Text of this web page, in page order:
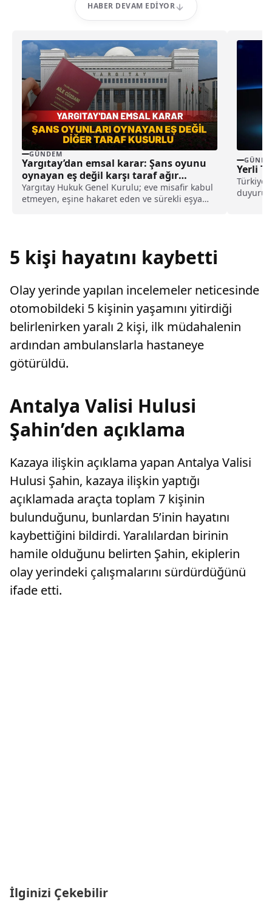
HABER DEVAM EDIYOR
GÜNDEM
Yargıtay’dan emsal karar: Şans oyunu
oynayan eş değil karşı taraf ağır
kusurlu sayıldı
Yargıtay Hukuk Genel Kurulu; eve misafir kabul
etmeyen, eşine hakaret eden ve sürekli eşya
Yerli
5 kişi hayatını kaybetti
Olay yerinde yapılan incelemeler neticesinde
otomobildeki 5 kişinin yaşamını yitirdiği
belirlenirken yaralı 2 kişi, ilk müdahalenin
ardından ambulanslarla hastaneye
götürüldü.
Antalya Valisi Hulusi
Şahin’den açıklama
Kazaya ilişkin açıklama yapan Antalya Valisi
Hulusi Şahin, kazaya ilişkin yaptığı
açıklamada araçta toplam 7 kişinin
bulunduğunu, bunlardan 5’inin hayatını
kaybettiğini bildirdi. Yaralılardan birinin
hamile olduğunu belirten Şahin, ekiplerin
olay yerindeki çalışmalarını sürdürdüğünü
ifade etti.
İlginizi Çekebilir